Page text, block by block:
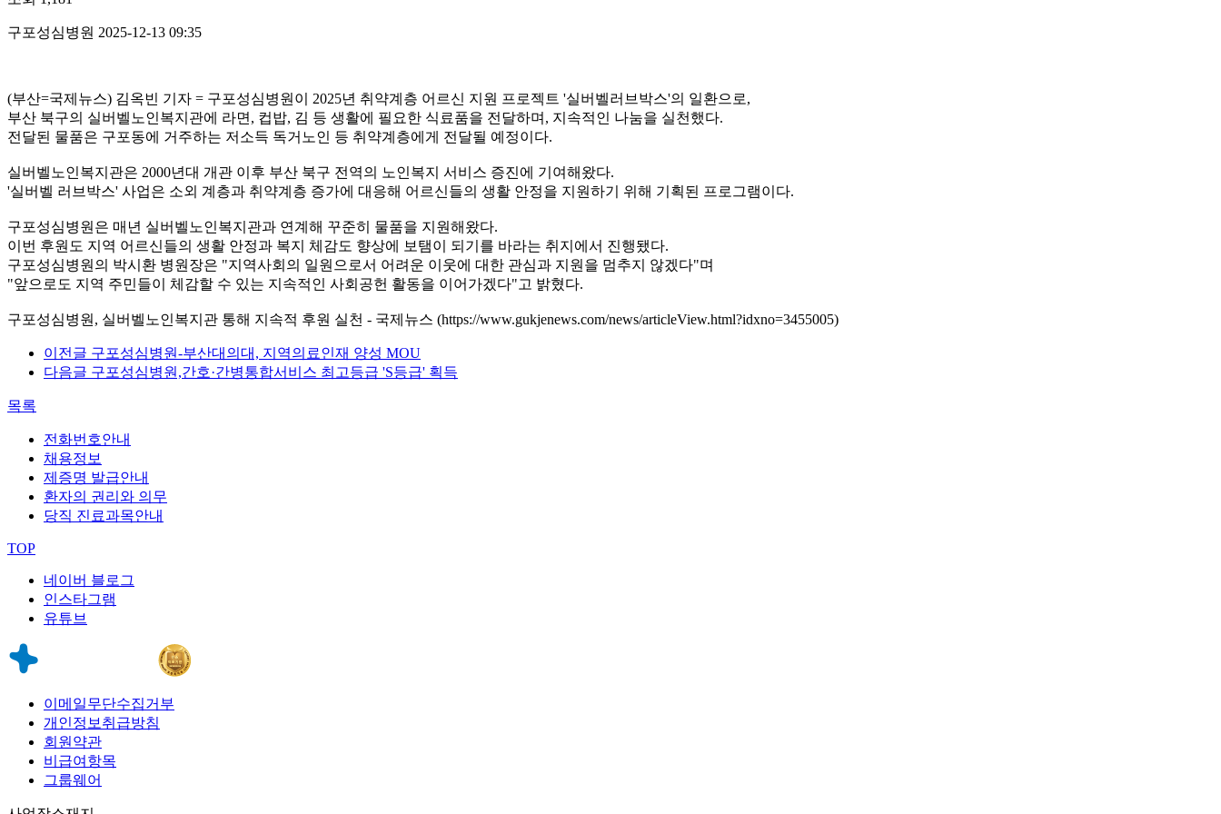
구포성심병원 2025-12-13 09:35
(부산=국제뉴스) 김옥빈 기자 = 구포성심병원이 2025년 취약계층 어르신 지원 프로젝트 '실버벨러브박스'의 일환으로,
부산 북구의 실버벨노인복지관에 라면, 컵밥, 김 등 생활에 필요한 식료품을 전달하며, 지속적인 나눔을 실천했다.
전달된 물품은 구포동에 거주하는 저소득 독거노인 등 취약계층에게 전달될 예정이다.
실버벨노인복지관은 2000년대 개관 이후 부산 북구 전역의 노인복지 서비스 증진에 기여해왔다.
'실버벨 러브박스' 사업은 소외 계층과 취약계층 증가에 대응해 어르신들의 생활 안정을 지원하기 위해 기획된 프로그램이다.
구포성심병원은 매년 실버벨노인복지관과 연계해 꾸준히 물품을 지원해왔다.
이번 후원도 지역 어르신들의 생활 안정과 복지 체감도 향상에 보탬이 되기를 바라는 취지에서 진행됐다.
구포성심병원의 박시환 병원장은 "지역사회의 일원으로서 어려운 이웃에 대한 관심과 지원을 멈추지 않겠다"며
"앞으로도 지역 주민들이 체감할 수 있는 지속적인 사회공헌 활동을 이어가겠다"고 밝혔다.
구포성심병원, 실버벨노인복지관 통해 지속적 후원 실천 - 국제뉴스 (https://www.gukjenews.com/news/articleView.html?idxno=3455005)
이전글 구포성심병원-부산대의대, 지역의료인재 양성 MOU
다음글 구포성심병원,간호·간병통합서비스 최고등급 'S등급' 획득
목록
전화번호안내
채용정보
제증명 발급안내
환자의 권리와 의무
당직 진료과목안내
TOP
네이버 블로그
인스타그램
유튜브
이메일무단수집거부
개인정보취급방침
회원약관
비급여항목
그룹웨어